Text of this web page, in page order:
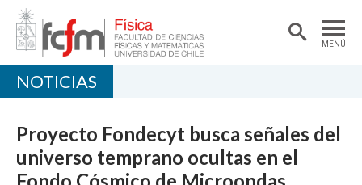
MENÚ
ACADÉMICAS/OS
DOCENCIA
NOTICIAS
Proyecto Fondecyt busca señales del
universo temprano ocultas en el